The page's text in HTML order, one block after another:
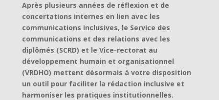
Après plusieurs années de réflexion et de
concertations internes en lien avec les
communications inclusives, le Service des
communications et des relations avec les
diplômés (SCRD) et le Vice-rectorat au
développement humain et organisationnel
(VRDHO) mettent désormais à votre disposition
un outil pour faciliter la rédaction inclusive et
harmoniser les pratiques institutionnelles.